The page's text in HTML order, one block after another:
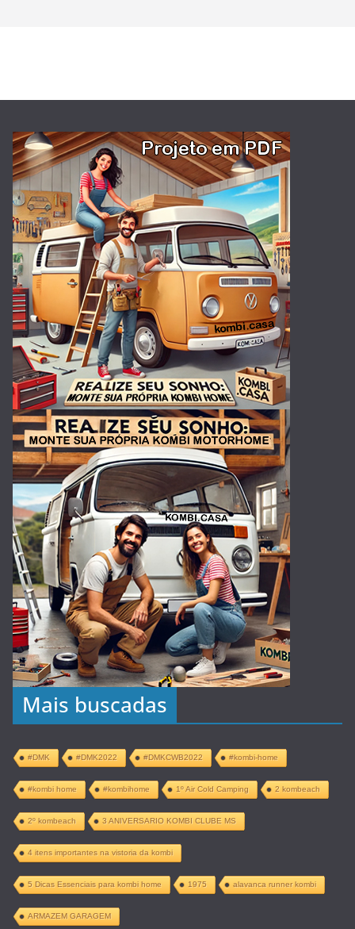
Mais buscadas
#DMK #DMK2022 #DMKCWB2022 #kombi-home
#kombi home #kombihome 1º Air Cold Camping 2 kombeach
2º kombeach 3 ANIVERSARIO KOMBI CLUBE MS
4 itens importantes na vistoria da kombi
5 Dicas Essenciais para kombi home 1975 alavanca runner kombi
ARMAZEM GARAGEM